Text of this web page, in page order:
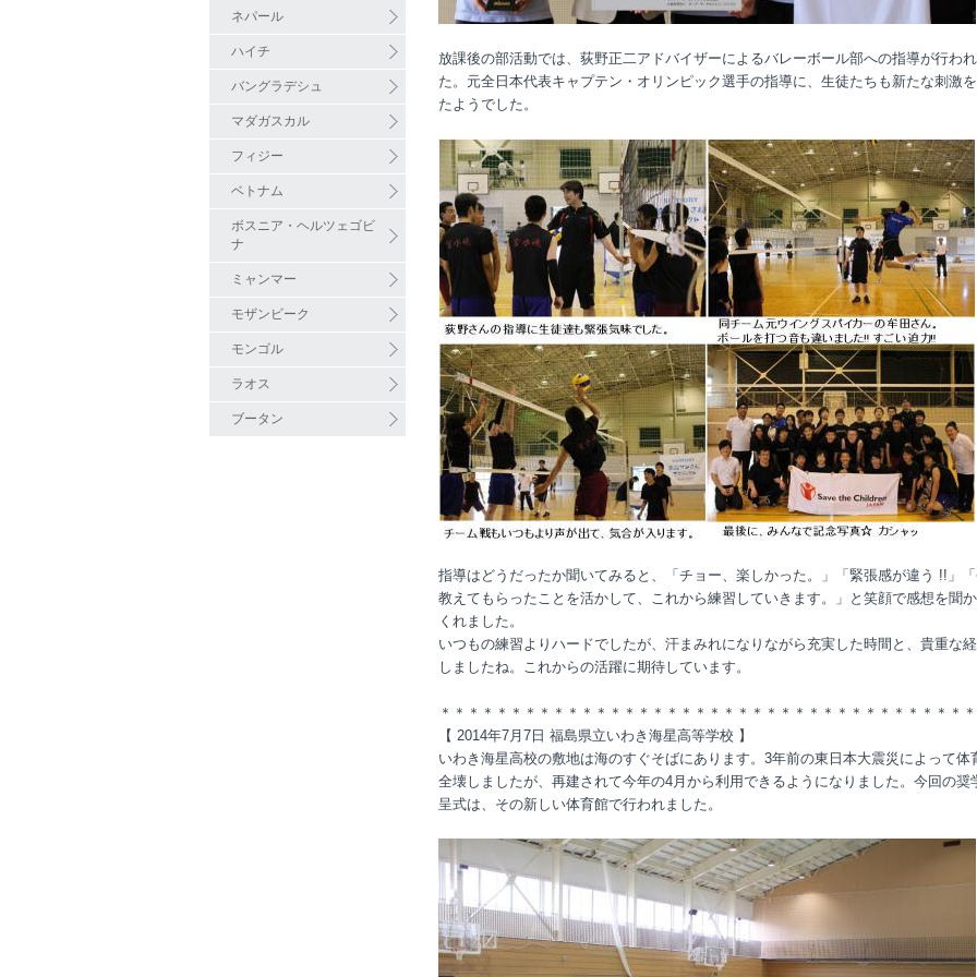
ネパール
ハイチ
バングラデシュ
マダガスカル
フィジー
ベトナム
ボスニア・ヘルツェゴビ
ナ
ミャンマー
モザンビーク
モンゴル
ラオス
ブータン
放課後の部活動では、荻野正二アドバイザーによるバレーボール部への指導が行わ
た。元全日本代表キャプテン・オリンピック選手の指導に、生徒たちも新たな刺激
たようでした。
指導はどうだったか聞いてみると、「チョー、楽しかった。」「緊張感が違う !!」「
教えてもらったことを活かして、これから練習していきます。」と笑顔で感想を聞
くれました。
いつもの練習よりハードでしたが、汗まみれになりながら充実した時間と、貴重な
しましたね。これからの活躍に期待しています。
＊＊＊＊＊＊＊＊＊＊＊＊＊＊＊＊＊＊＊＊＊＊＊＊＊＊＊＊＊＊＊＊＊＊＊＊＊＊
【 2014年7月7日 福島県立いわき海星高等学校 】
いわき海星高校の敷地は海のすぐそばにあります。3年前の東日本大震災によって体
全壊しましたが、再建されて今年の4月から利用できるようになりました。今回の奨
呈式は、その新しい体育館で行われました。